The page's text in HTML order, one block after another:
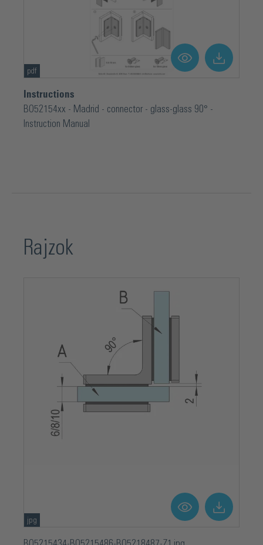
pdf
Instructions
BO52154xx - Madrid - connector - glass-glass 90° -
Instruction Manual
Rajzok
jpg